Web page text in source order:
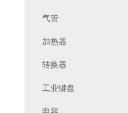
气管
加热器
转换器
工业键盘